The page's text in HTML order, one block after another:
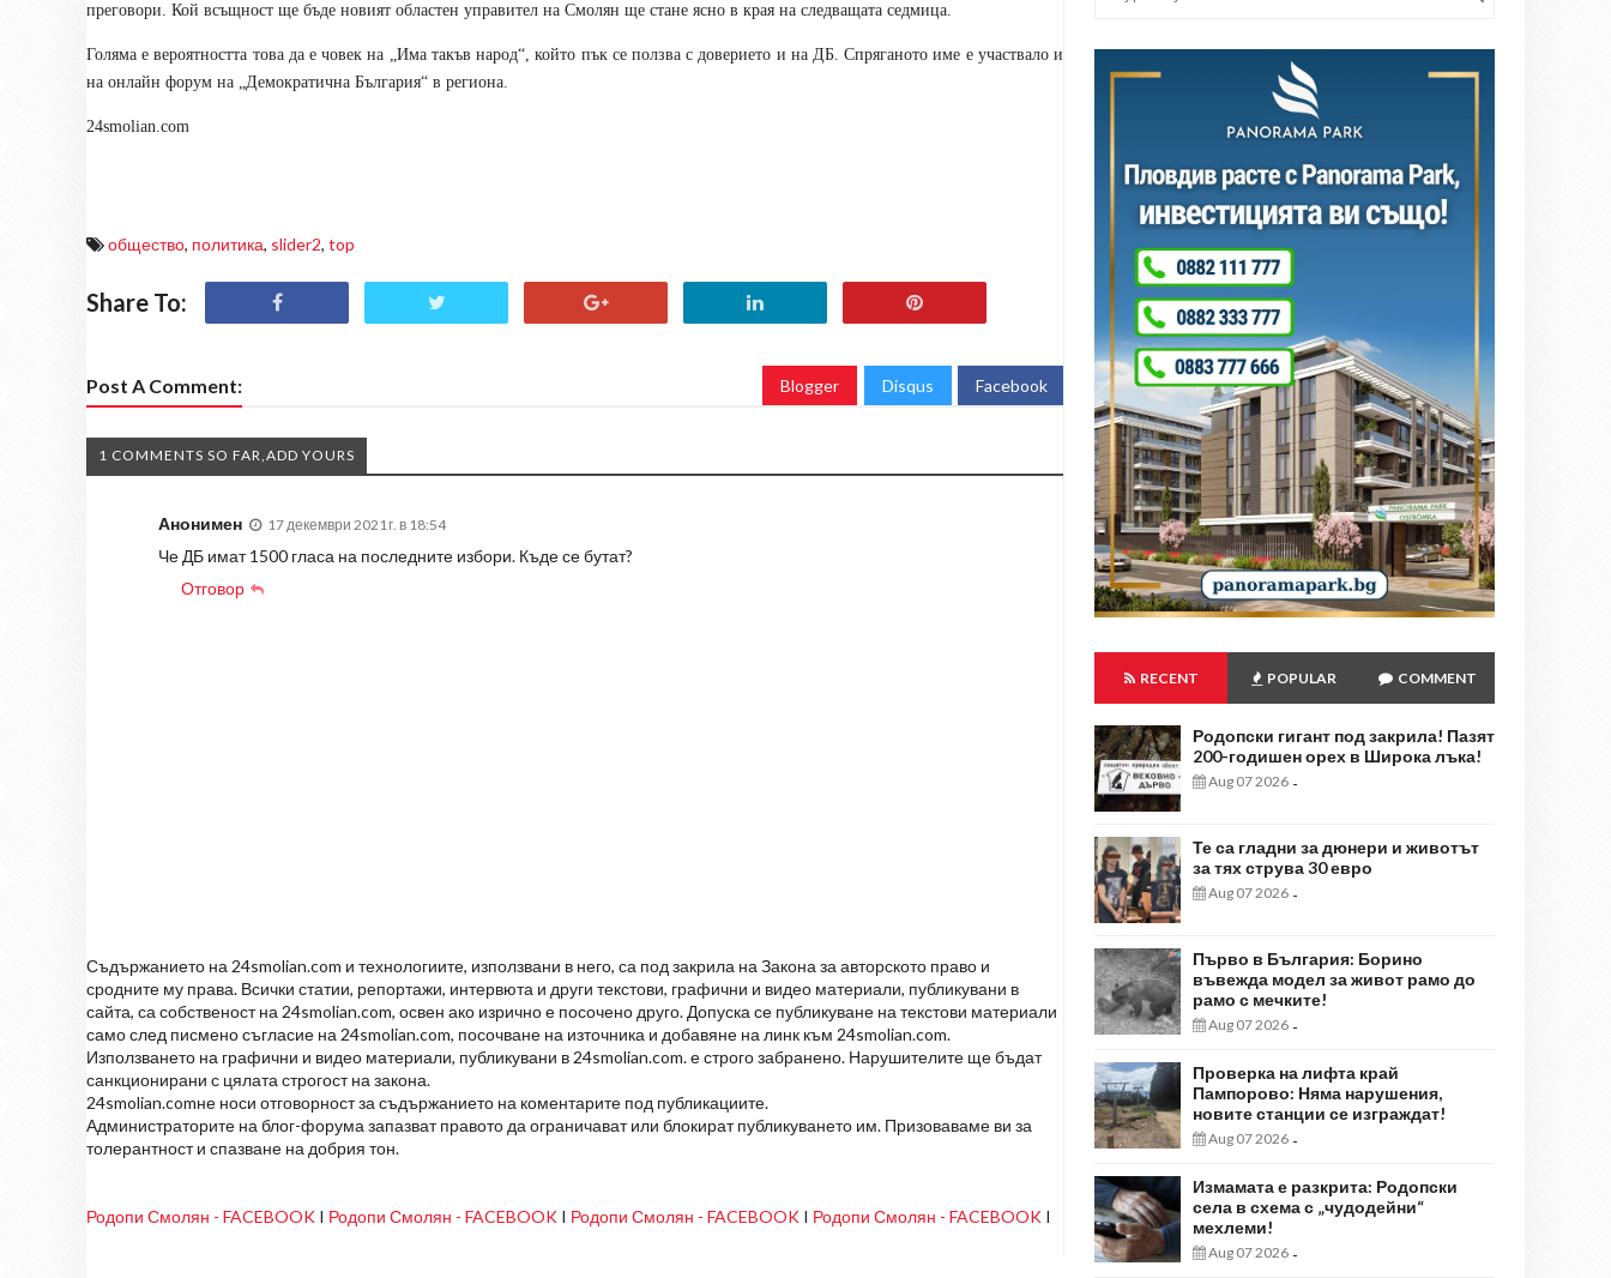
преговори. Кой всъщност ще бъде новият областен управител на Смолян ще стане ясно в края на следващата седмица.
Голяма е вероятността това да е човек на „Има такъв народ“, който пък се ползва с доверието и на ДБ. Спряганото име е участвало и
на онлайн форум на „Демократична България“ в региона.
24smolian.com
общество, политика, slider2, top
Share To:
Post A Comment: Blogger Disqus Facebook
1 COMMENTS SO FAR,ADD YOURS
Анонимен 17 декември 2021 г. в 18:54
Че ДБ имат 1500 гласа на последните избори. Къде се бутат?
Отговор
Съдържанието на 24smolian.com и технологиите, използвани в него, са под закрила на Закона за авторското право и
сродните му права. Всички статии, репортажи, интервюта и други текстови, графични и видео материали, публикувани в
сайта, са собственост на 24smolian.com, освен ако изрично е посочено друго. Допуска се публикуване на текстови материали
само след писмено съгласие на 24smolian.com, посочване на източника и добавяне на линк към 24smolian.com.
Използването на графични и видео материали, публикувани в 24smolian.com. е строго забранено. Нарушителите ще бъдат
санкционирани с цялата строгост на закона.
24smolian.comне носи отговорност за съдържанието на коментарите под публикациите.
Администраторите на блог-форума запазват правото да ограничават или блокират публикуването им. Призоваваме ви за
толерантност и спазване на добрия тон.
Родопи Смолян - FACEBOOK I Родопи Смолян - FACEBOOK I Родопи Смолян - FACEBOOK I Родопи Смолян - FACEBOOK I
RECENT POPULAR COMMENT
Родопски гигант под закрила! Пазят
200-годишен орех в Широка лъка!
Aug 07 2026 -
Те са гладни за дюнери и животът
за тях струва 30 евро
Aug 07 2026 -
Първо в България: Борино
въвежда модел за живот рамо до
рамо с мечките!
Aug 07 2026 -
Проверка на лифта край
Пампорово: Няма нарушения,
новите станции се изграждат!
Aug 07 2026 -
Измамата е разкрита: Родопски
села в схема с „чудодейни“
мехлеми!
Aug 07 2026 -